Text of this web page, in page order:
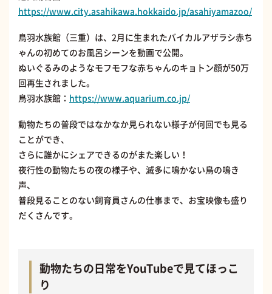
https://www.city.asahikawa.hokkaido.jp/asahiyamazoo/
鳥羽水族館（三重）は、2月に生まれたバイカルアザラシ赤ち
ゃんの初めてのお風呂シーンを動画で公開。
ぬいぐるみのようなモフモフな赤ちゃんのキョトン顔が50万
回再生されました。
鳥羽水族館： https://www.aquarium.co.jp/
動物たちの普段ではなかなか見られない様子が何回でも見る
ことができ、
さらに誰かにシェアできるのがまた楽しい！
夜行性の動物たちの夜の様子や、滅多に鳴かない鳥の鳴き
声、
普段見ることのない飼育員さんの仕事まで、お宝映像も盛り
だくさんです。
動物たちの日常をYouTubeで見てほっこ
り